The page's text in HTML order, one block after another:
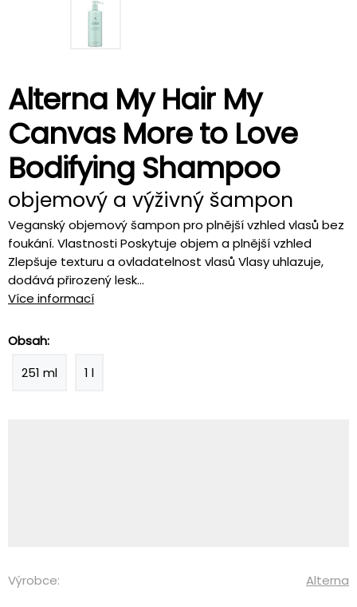
Alterna My Hair My
Canvas More to Love
Bodifying Shampoo
objemový a výživný šampon
Veganský objemový šampon pro plnější vzhled vlasů bez
foukání. Vlastnosti Poskytuje objem a plnější vzhled
Zlepšuje texturu a ovladatelnost vlasů Vlasy uhlazuje,
dodává přirozený lesk...
Více informací
Obsah:
251 ml
1 l
Výrobce: Alterna